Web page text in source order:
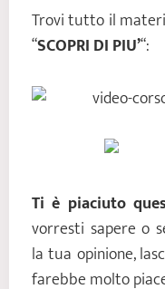
Trovi tutto il
“SCOPRI DI PIU’“:
Ti è piaciuto
vorresti sapere o
la tua opinione,
farebbe molto